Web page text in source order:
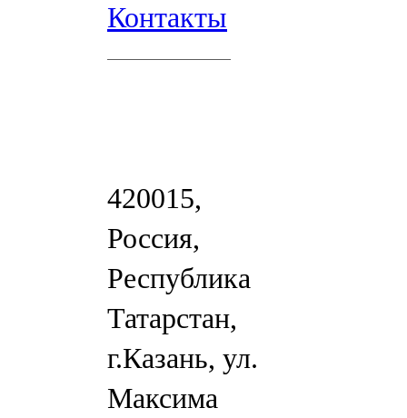
Контакты
420015,
Россия,
Республика
Татарстан,
г.Казань, ул.
Максима